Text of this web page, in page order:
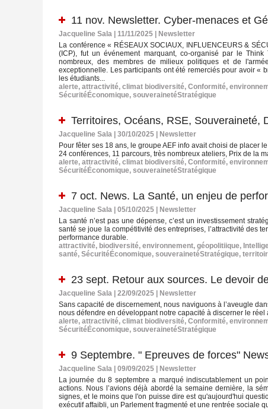
11 nov. Newsletter. Cyber-menaces et
Jacqueline Sala | 11/11/2025
Newsletter
La conférence « RÉSEAUX SOCIAUX, INFLUENCEURS &
(ICP), fut un événement marquant, co-organisé par le
nombreux, des membres de milieux politiques et de
exceptionnelle. Les participants ont été remerciés pour avoir «
les étudiants...
alerte, attractivité, climat biodiversité, Conformité,
SécuritéÉconomique, souverainetéStratégique
Territoires, Océans, RSE, Souveraineté,
Jacqueline Sala | 30/10/2025
Newsletter
Pour fêter ses 18 ans, le groupe AEF info avait choisi de placer
24 conférences, 11 parcours, très nombreux ateliers, Prix de la
alerte, attractivité, climat biodiversité, Conformité,
SécuritéÉconomique, souverainetéStratégique
7 oct. News. La Santé, un enjeu de
Jacqueline Sala | 05/10/2025
Newsletter
La santé n’est pas une dépense, c’est un investissement
santé se joue la compétitivité des entreprises, l’attractivité des
performance durable.
attractivité, biodiversité, environnement, géopolitiique,
santé, SécuritéÉconomique, souverainetéStratégique,
23 sept. Retour aux sources. Le devoir
Jacqueline Sala | 22/09/2025
Newsletter
Sans capacité de discernement, nous naviguons à l’aveugle
nous défendre en développant notre capacité à discerner le réel
alerte, attractivité, climat biodiversité, Conformité,
SécuritéÉconomique, souverainetéStratégique
9 Septembre. " Epreuves de forces"
Jacqueline Sala | 09/09/2025
Newsletter
La journée du 8 septembre a marqué indiscutablement un
actions. Nous l’avions déjà abordé la semaine dernière, la
signes, et le moins que l'on puisse dire est qu'aujourd'hui
exécutif affaibli, un Parlement fragmenté et une rentrée sociale